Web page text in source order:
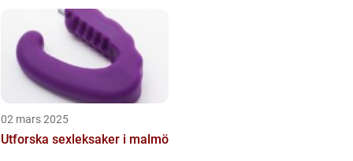
02 mars 2025
Utforska sexleksaker i malmö